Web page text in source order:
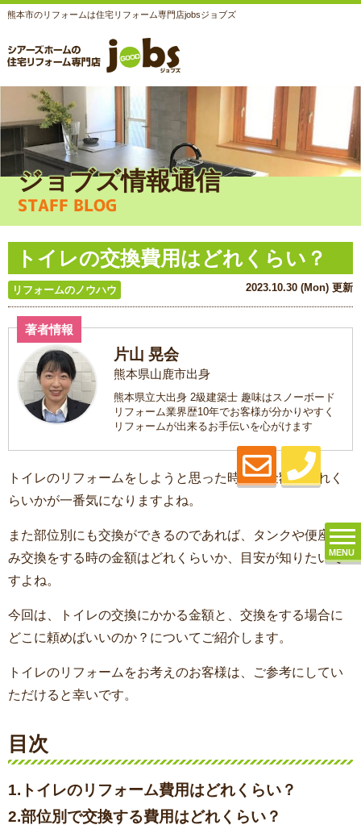
熊本市のリフォームは住宅リフォーム専門店jobsジョブズ
MENU
ジョブズ情報通信
STAFF BLOG
トイレの交換費用はどれくらい？
リフォームのノウハウ 2023.10.30 (Mon) 更新
著者情報
片山 晃会
熊本県山鹿市出身
熊本県立大出身 2級建築士 趣味はスノーボード
リフォーム業界歴10年でお客様が分かりやすく
リフォームが出来るお手伝いを心がけます
トイレのリフォームをしようと思った時に、金額がどれく
らいかが一番気になりますよね。
また部位別にも交換ができるのであれば、タンクや便座の
み交換をする時の金額はどれくらいか、目安が知りたいで
すよね。
今回は、トイレの交換にかかる金額と、交換をする場合に
どこに頼めばいいのか？についてご紹介します。
トイレのリフォームをお考えのお客様は、ご参考にしてい
ただけると幸いです。
目次
1.トイレのリフォーム費用はどれくらい？
2.部位別で交換する費用はどれくらい？